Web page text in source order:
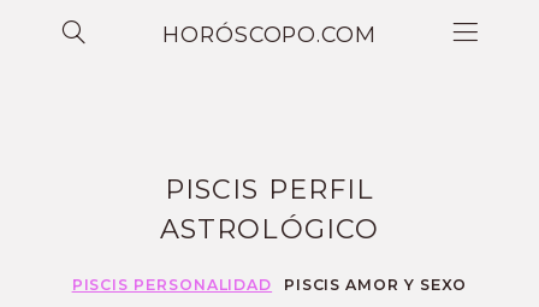
HORÓSCOPO.COM
PISCIS PERFIL
ASTROLÓGICO
PISCIS PERSONALIDAD
PISCIS AMOR Y SEXO